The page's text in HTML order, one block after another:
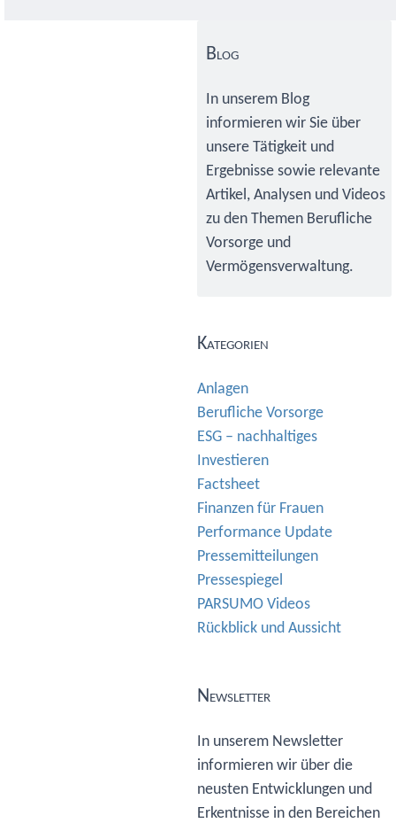
Sidebar
Blog
In unserem Blog
informieren wir Sie über
unsere Tätigkeit und
Ergebnisse sowie relevante
Artikel, Analysen und Videos
zu den Themen Berufliche
Vorsorge und
Vermögensverwaltung.
Kategorien
Anlagen
Berufliche Vorsorge
ESG – nachhaltiges
Investieren
Factsheet
Finanzen für Frauen
Performance Update
Pressemitteilungen
Pressespiegel
PARSUMO Videos
Rückblick und Aussicht
Newsletter
In unserem Newsletter
informieren wir über die
neusten Entwicklungen und
Erkentnisse in den Bereichen